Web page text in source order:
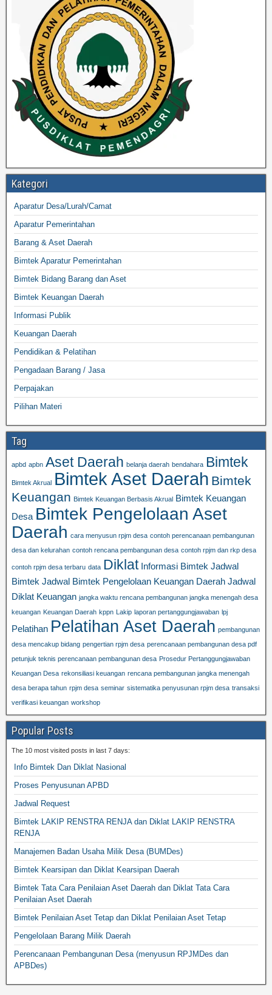
Kategori
Aparatur Desa/Lurah/Camat
Aparatur Pemerintahan
Barang & Aset Daerah
Bimtek Aparatur Pemerintahan
Bimtek Bidang Barang dan Aset
Bimtek Keuangan Daerah
Informasi Publik
Keuangan Daerah
Pendidikan & Pelatihan
Pengadaan Barang / Jasa
Perpajakan
Pilihan Materi
Tag
apbd apbn Aset Daerah belanja daerah bendahara Bimtek
Bimtek Akrual Bimtek Aset Daerah Bimtek
Keuangan Bimtek Keuangan Berbasis Akrual Bimtek Keuangan
Desa Bimtek Pengelolaan Aset
Daerah cara menyusun rpjm desa contoh perencanaan pembangunan
desa dan kelurahan contoh rencana pembangunan desa contoh rpjm dan rkp desa
contoh rpjm desa terbaru data Diklat Informasi Bimtek Jadwal
Bimtek Jadwal Bimtek Pengelolaan Keuangan Daerah Jadwal
Diklat Keuangan jangka waktu rencana pembangunan jangka menengah desa
keuangan Keuangan Daerah kppn Lakip laporan pertanggungjawaban lpj
Pelatihan Pelatihan Aset Daerah pembangunan
desa mencakup bidang pengertian rpjm desa perencanaan pembangunan desa pdf
petunjuk teknis perencanaan pembangunan desa Prosedur Pertanggungjawaban
Keuangan Desa rekonsiliasi keuangan rencana pembangunan jangka menengah
desa berapa tahun rpjm desa seminar sistematika penyusunan rpjm desa transaksi
verifikasi keuangan workshop
Popular Posts
The 10 most visited posts in last 7 days:
Info Bimtek Dan Diklat Nasional
Proses Penyusunan APBD
Jadwal Request
Bimtek LAKIP RENSTRA RENJA dan Diklat LAKIP RENSTRA
RENJA
Manajemen Badan Usaha Milik Desa (BUMDes)
Bimtek Kearsipan dan Diklat Kearsipan Daerah
Bimtek Tata Cara Penilaian Aset Daerah dan Diklat Tata Cara
Penilaian Aset Daerah
Bimtek Penilaian Aset Tetap dan Diklat Penilaian Aset Tetap
Pengelolaan Barang Milik Daerah
Perencanaan Pembangunan Desa (menyusun RPJMDes dan
APBDes)